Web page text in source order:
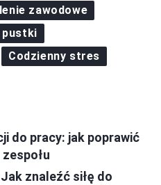
zawodowe
pustki
Codzienny stres
do pracy: jak poprawić
znaleźć siłę do